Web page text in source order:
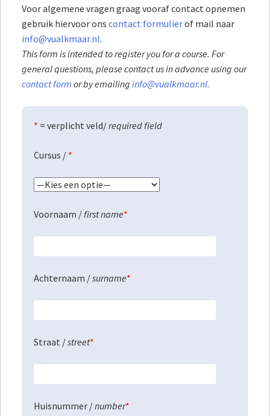
Voor algemene vragen graag vooraf contact opnemen
gebruik hiervoor ons contact formulierof mail naar
info@vualkmaar.nl.
This form is intended to register you for a course. For
general questions, please contact us in advance using our
contact form or by emailing info@vualkmaar.nl.
* = verplicht veld/required field
Cursus / *
Voornaam /first name*
Achternaam /surname*
Straat /street*
Huisnummer /number*